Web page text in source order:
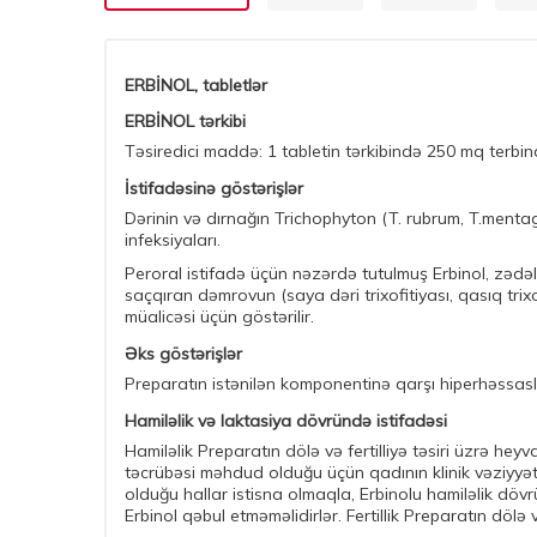
ERBİNOL, tabletlər
ERBİNOL tərkibi
Təsiredici maddə: 1 tabletin tərkibində 250 mq
İstifadəsinə göstərişlər
Dərinin və dırnağın Trichophyton (T. rubrum,
infeksiyaları.
Peroral istifadə üçün nəzərdə tutulmuş Erbinol,
saçqıran dəmrovun (saya dəri trixofitiyası, qasıq
müalicəsi üçün göstərilir.
Əks göstərişlər
Preparatın istənilən komponentinə qarşı
Hamiləlik və laktasiya dövründə istifadəsi
Hamiləlik Preparatın dölə və fertilliyə təsiri üzrə
təcrübəsi məhdud olduğu üçün qadının klinik
olduğu hallar istisna olmaqla, Erbinolu hamiləlik
Erbinol qəbul etməməlidirlər. Fertillik Preparatın